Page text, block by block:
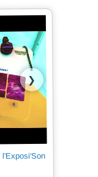
❯
l'Exposi'Son